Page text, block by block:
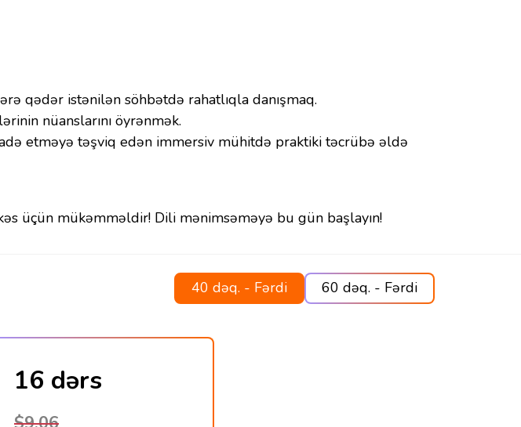
qədər istənilən söhbətdə rahatlıqla danışmaq.
nüanslarını öyrənmək.
etməyə təşviq edən immersiv mühitdə praktiki təcrübə əldə
üçün mükəmməldir! Dili mənimsəməyə bu gün başlayın!
40 dəq. - Fərdi 60 dəq. - Fərdi
16 dərs